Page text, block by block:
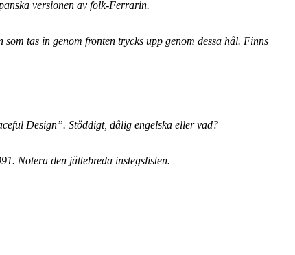
versionen av folk-Ferrarin.
tas in genom fronten trycks upp genom dessa hål. Finns
Design”. Stöddigt, dålig engelska eller vad?
Notera den jättebreda instegslisten.